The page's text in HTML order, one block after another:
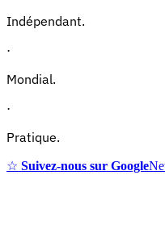
Indépendant.
·
Mondial.
·
Pratique.
☆ Suivez-nous sur Google